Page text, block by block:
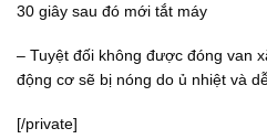
30 giây sau đó mới tắt máy
– Tuyệt đối không được đóng van
động cơ sẽ bị nóng do ủ nhiệt và
[/private]